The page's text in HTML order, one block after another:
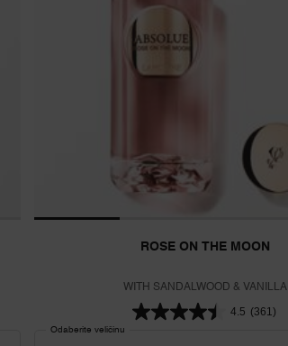
ROSE ON THE MOON
WITH SANDALWOOD & VANILLA
4.5 (361)
Odaberite veličinu